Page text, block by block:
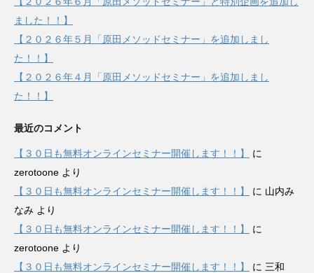
ました！！】
【２０２６年５月「原田メソッドセミナー」を追加しまし
た！！】
【２０２６年４月「原田メソッドセミナー」を追加しまし
た！！】
最近のコメント
【３０日も無料オンラインセミナー開催します！！】
に
zerotoone より
【３０日も無料オンラインセミナー開催します！！】
に 山内み
なみ より
【３０日も無料オンラインセミナー開催します！！】
に
zerotoone より
【３０日も無料オンラインセミナー開催します！！】
に 三和